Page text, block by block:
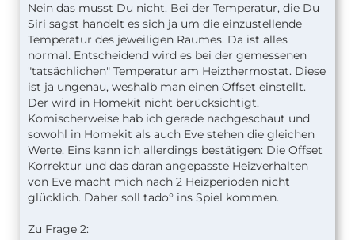
Frage drei: bei TADO klappt das alles wunderbar?
Sprich der Offset wird nur intern gerechnet? Also
sowohl am Heizkörper als auch im HomeKit Status
steht der bereinigte Wert?
DANKE für Eure Infos!
Nein das musst Du nicht. Bei der Temperatur, die Du
Siri sagst handelt es sich ja um die einzustellende
Temperatur des jeweiligen Raumes. Da ist alles
normal. Entscheidend wird es bei der gemessenen
"tatsächlichen" Temperatur am Heizthermostat. Diese
ist ja ungenau, weshalb man einen Offset einstellt.
Der wird in Homekit nicht berücksichtigt.
Komischerweise hab ich gerade nachgeschaut und
sowohl in Homekit als auch Eve stehen die gleichen
Werte. Eins kann ich allerdings bestätigen: Die Offset
Korrektur und das daran angepasste Heizverhalten
von Eve macht mich nach 2 Heizperioden nicht
glücklich. Daher soll tado° ins Spiel kommen.
Zu Frage 2: